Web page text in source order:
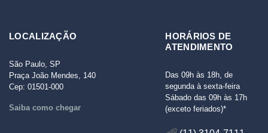
LOCALIZAÇÃO
São Paulo, SP
Praça João Mendes, 140
Cep: 01501-000
Saiba como chegar
HORÁRIOS DE
ATENDIMENTO
Das 09h às 18h, de
segunda à sexta-feira
Sábado das 09h às 17h
(exceto feriados)*